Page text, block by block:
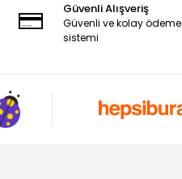
Güvenli Alışveriş
Güvenli ve kolay ödeme
sistemi